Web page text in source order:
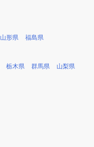
山形県 福島県
栃木県 群馬県 山梨県